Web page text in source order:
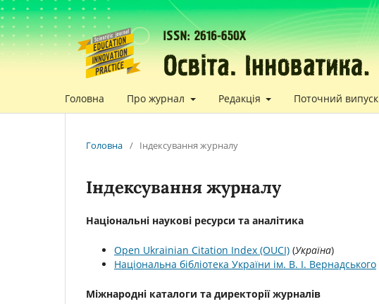
Головна Про журнал Редакція Поточний випуск
Головна / Індексування журналу
Індексування журналу
Національні наукові ресурси та аналітика
Open Ukrainian Citation Index (OUCI) (Україна)
Національна бібліотека України ім. В. І. Вернадського
Міжнародні каталоги та директорії журналів